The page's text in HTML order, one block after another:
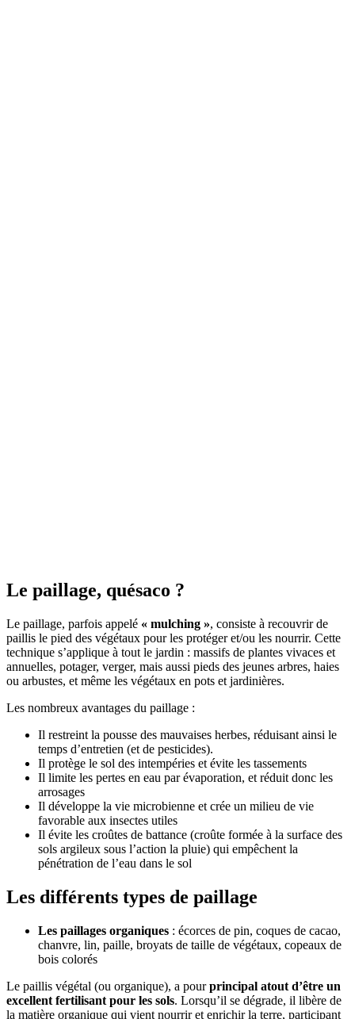
Le paillage, quésaco ?
Le paillage, parfois appelé « mulching », consiste à recouvrir de
paillis le pied des végétaux pour les protéger et/ou les nourrir. Cette
technique s’applique à tout le jardin : massifs de plantes vivaces et
annuelles, potager, verger, mais aussi pieds des jeunes arbres, haies
ou arbustes, et même les végétaux en pots et jardinières.
Les nombreux avantages du paillage :
Il restreint la pousse des mauvaises herbes, réduisant ainsi le
temps d’entretien (et de pesticides).
Il protège le sol des intempéries et évite les tassements
Il limite les pertes en eau par évaporation, et réduit donc les
arrosages
Il développe la vie microbienne et crée un milieu de vie
favorable aux insectes utiles
Il évite les croûtes de battance (croûte formée à la surface des
sols argileux sous l’action la pluie) qui empêchent la
pénétration de l’eau dans le sol
Les différents types de paillage
Les paillages organiques : écorces de pin, coques de cacao,
chanvre, lin, paille, broyats de taille de végétaux, copeaux de
bois colorés
Le paillis végétal (ou organique), a pourprincipal atout d’être un
excellent fertilisant pour les sols. Lorsqu’il se dégrade, il libère de
la matière organique qui vient nourrir et enrichir la terre, participant